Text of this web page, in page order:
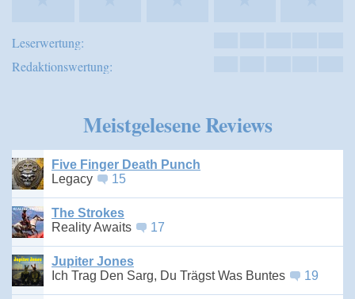
Leserwertung:
Redaktionswertung:
Meistgelesene Reviews
Five Finger Death Punch
Legacy
15
The Strokes
Reality Awaits
17
Jupiter Jones
Ich Trag Den Sarg, Du Trägst Was Buntes
19